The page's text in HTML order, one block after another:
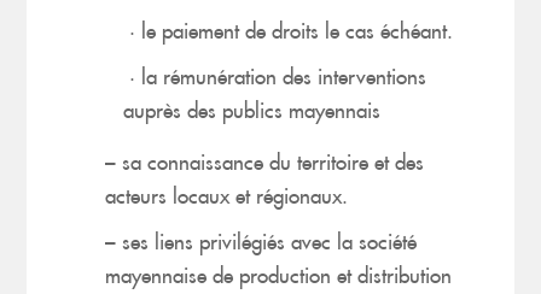
· le paiement de droits le cas échéant.
· la rémunération des interventions
auprès des publics mayennais
– sa connaissance du territoire et des
acteurs locaux et régionaux.
– ses liens privilégiés avec la société
mayennaise de production et distribution